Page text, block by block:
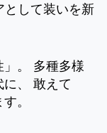
として装いを新
」。 多種多様
、 敢えて
。